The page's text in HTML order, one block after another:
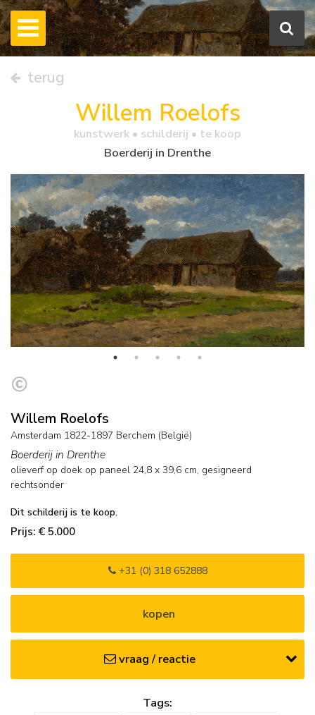
terug
Willem Roelofs
kunstwerk • schilderij • te koop
Boerderij in Drenthe
Willem Roelofs
Amsterdam 1822-1897 Berchem (België)
Boerderij in Drenthe
olieverf op doek op paneel 24,8 x 39,6 cm, gesigneerd
rechtsonder
Dit schilderij is te koop.
Prijs: € 5.000
+31 (0) 318 652888
kopen
vraag / reactie
Tags: